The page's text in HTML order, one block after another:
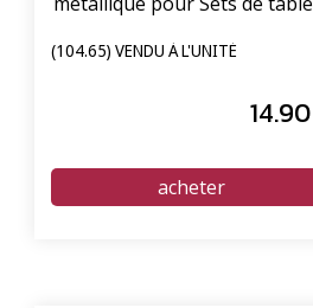
(104.65) VENDU À L'UNITÉ
14.90